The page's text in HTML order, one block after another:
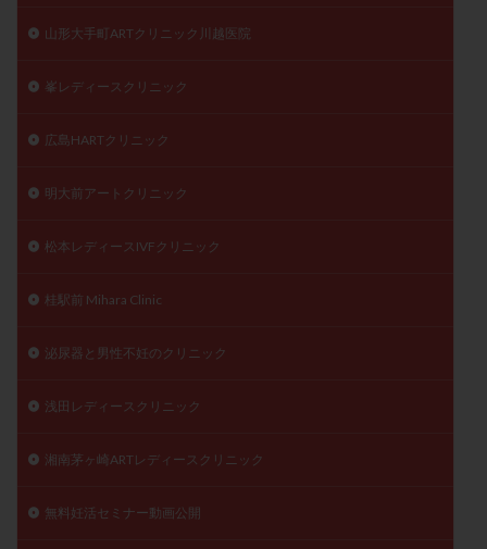
山形大手町ARTクリニック川越医院
峯レディースクリニック
広島HARTクリニック
明大前アートクリニック
松本レディースIVFクリニック
桂駅前 Mihara Clinic
泌尿器と男性不妊のクリニック
浅田レディースクリニック
湘南茅ヶ崎ARTレディースクリニック
無料妊活セミナー動画公開